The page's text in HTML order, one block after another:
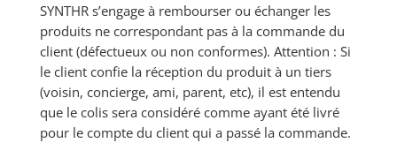
SYNTHR s’engage à rembourser ou échanger les
produits ne correspondant pas à la commande du
client (défectueux ou non conformes). Attention : Si
le client confie la réception du produit à un tiers
(voisin, concierge, ami, parent, etc), il est entendu
que le colis sera considéré comme ayant été livré
pour le compte du client qui a passé la commande.